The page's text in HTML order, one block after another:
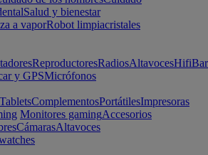
Salud y bienestar
a vaporRobot limpiacristales
ReproductoresRadiosAltavocesHifi
y GPSMicrófonos
TabletsComplementosPortátilesImpresoras
Monitores gamingAccesorios
CámarasAltavoces